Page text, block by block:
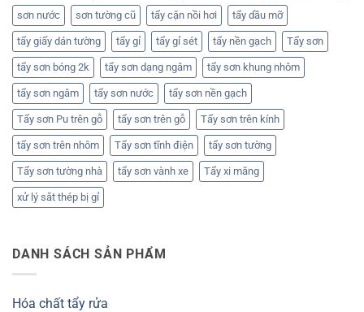
sơn nước sơn tường cũ tẩy cặn nồi hơi tẩy dầu mỡ
tẩy giấy dán tường tẩy gỉ tẩy gỉ sét tẩy nền gạch Tẩy sơn
tẩy sơn bóng 2k tẩy sơn dạng ngâm tẩy sơn khung nhôm
tẩy sơn ngâm tẩy sơn nước tẩy sơn nền gạch
Tẩy sơn Pu trên gỗ tẩy sơn trên gỗ Tẩy sơn trên kính
tẩy sơn trên nhôm Tẩy sơn tĩnh điện tẩy sơn tường
Tẩy sơn tường nhà tẩy sơn vành xe Tẩy xi măng
xử lý sắt thép bị gỉ
DANH SÁCH SẢN PHẨM
Hóa chất tẩy rửa